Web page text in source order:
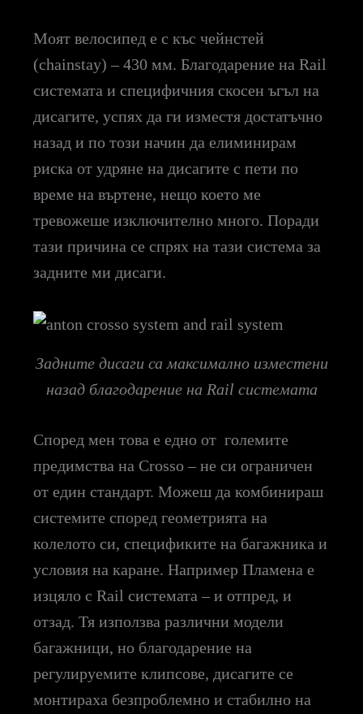
Моят велосипед е с къс чейнстей
(chainstay) – 430 мм. Благодарение на Rail
системата и специфичния скосен ъгъл на
дисагите, успях да ги изместя достатъчно
назад и по този начин да елиминирам
риска от удряне на дисагите с пети по
време на въртене, нещо което ме
тревожеше изключително много. Поради
тази причина се спрях на тази система за
задните ми дисаги.
Задните дисаги са максимално изместени
назад благодарение на Rail системата
Според мен това е едно от големите
предимства на Crosso – не си ограничен
от един стандарт. Можеш да комбинираш
системите според геометрията на
колелото си, спецификите на багажника и
условия на каране. Например Пламена е
изцяло с Rail системата – и отпред, и
отзад. Тя използва различни модели
багажници, но благодарение на
регулируемите клипсове, дисагите се
монтираха безпроблемно и стабилно на